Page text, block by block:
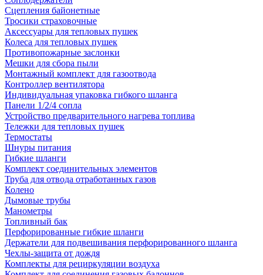
Сцепления байонетные
Тросики страховочные
Аксессуары для тепловых пушек
Колеса для тепловых пушек
Противопожарные заслонки
Мешки для сбора пыли
Монтажный комплект для газоотвода
Контроллер вентилятора
Индивидуальная упаковка гибкого шланга
Панели 1/2/4 сопла
Устройство предварительного нагрева топлива
Тележки для тепловых пушек
Термостаты
Шнуры питания
Гибкие шланги
Комплект соединительных элементов
Труба для отвода отработанных газов
Колено
Дымовые трубы
Манометры
Топливный бак
Перфорированные гибкие шланги
Держатели для подвешивания перфорированного шланга
Чехлы-защита от дождя
Комплекты для рециркуляции воздуха